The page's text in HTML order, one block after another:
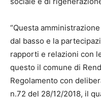
“Questa
dal basso e la
rapporti e relazioni con
questo il comune di
Regolamento con
n.72 del 28/12/2018, il